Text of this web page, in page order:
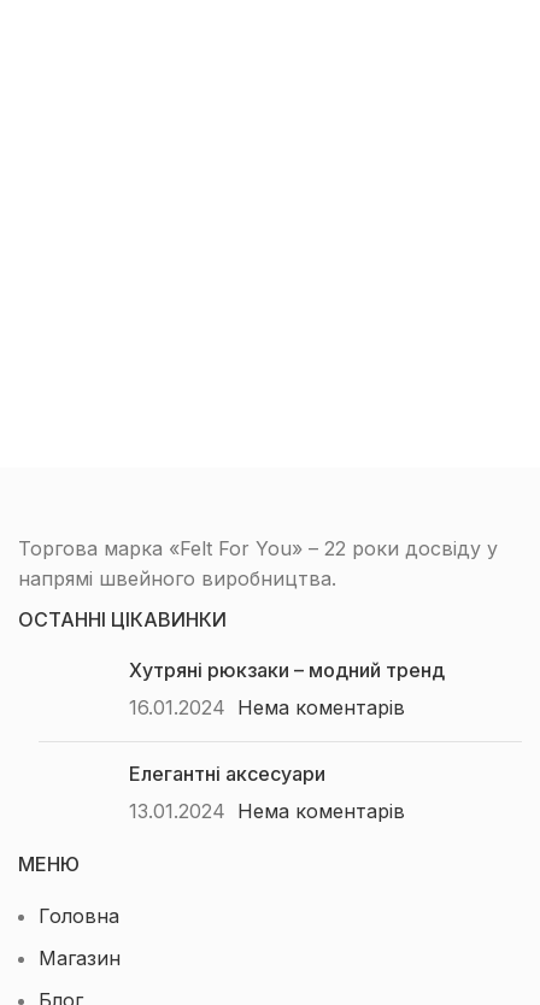
Торгова марка «Felt For You» – 22 роки досвіду у
напрямі швейного виробництва.
ОСТАННІ ЦІКАВИНКИ
Хутряні рюкзаки – модний тренд
16.01.2024 Нема коментарів
Елегантні аксесуари
13.01.2024 Нема коментарів
МЕНЮ
Головна
Магазин